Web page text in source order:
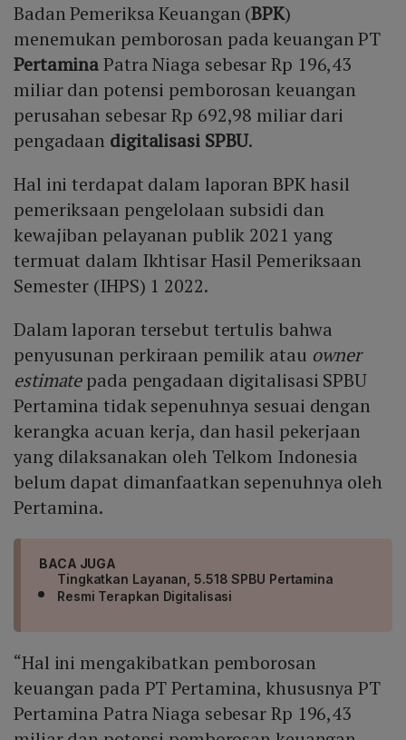
Badan Pemeriksa Keuangan (BPK)
menemukan pemborosan pada keuangan PT
PertaminaPatra Niaga sebesar Rp 196,43
miliar dan potensi pemborosan keuangan
perusahan sebesar Rp 692,98 miliar dari
pengadaan digitalisasi SPBU.
Hal ini terdapat dalam laporan BPK hasil
pemeriksaan pengelolaan subsidi dan
kewajiban pelayanan publik 2021 yang
termuat dalam Ikhtisar Hasil Pemeriksaan
Semester (IHPS) 1 2022.
Dalam laporan tersebut tertulis bahwa
penyusunan perkiraan pemilik atau owner
estimatepada pengadaan digitalisasi SPBU
Pertamina tidak sepenuhnya sesuai dengan
kerangka acuan kerja, dan hasil pekerjaan
yang dilaksanakan oleh Telkom Indonesia
belum dapat dimanfaatkan sepenuhnya oleh
Pertamina.
BACA JUGA
Tingkatkan Layanan, 5.518 SPBU Pertamina
Resmi Terapkan Digitalisasi
“Hal ini mengakibatkan pemborosan
keuangan pada PT Pertamina, khususnya PT
Pertamina Patra Niaga sebesar Rp 196,43